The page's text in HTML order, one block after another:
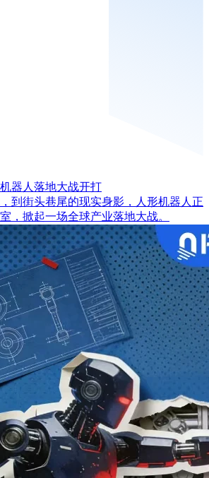
器人落地大战开打
到街头巷尾的现实身影，人形机器人正
，掀起一场全球产业落地大战。